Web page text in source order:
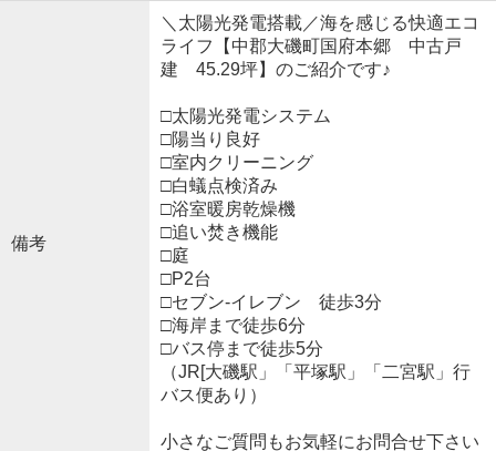
備考
＼太陽光発電搭載／海を感じる快適エコ
ライフ【中郡大磯町国府本郷 中古戸
建 45.29坪】のご紹介です♪
□太陽光発電システム
□陽当り良好
□室内クリーニング
□白蟻点検済み
□浴室暖房乾燥機
□追い焚き機能
□庭
□P2台
□セブン-イレブン 徒歩3分
□海岸まで徒歩6分
□バス停まで徒歩5分
（JR[大磯駅」「平塚駅」「二宮駅」行
バス便あり）
小さなご質問もお気軽にお問合せ下さい